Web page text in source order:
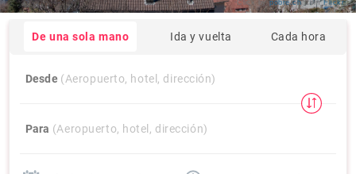
Click bypobre.chfromFlickr
De una sola mano Ida y vuelta Cada hora
Desde (Aeropuerto, hotel, dirección)
Para (Aeropuerto, hotel, dirección)